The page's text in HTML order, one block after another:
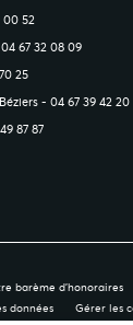
00 52
67 32 08 09
25
- 04 67 39 42 20
87 87
barème d'honoraires
données
Gérer les